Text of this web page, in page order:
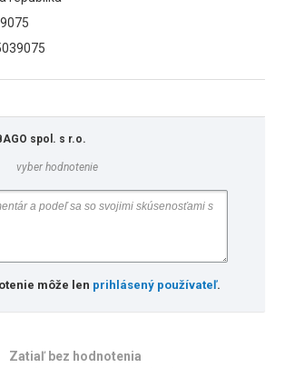
spol. s r.o.
vyber hodnotenie
môže len prihlásený používateľ.
Zatiaľ bez hodnotenia